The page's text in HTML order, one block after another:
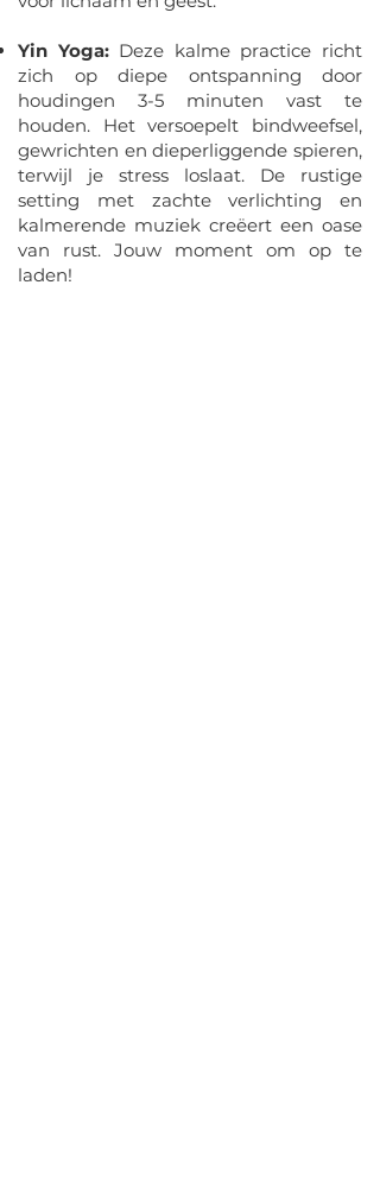
Yin Yoga: Deze kalme practice richt
zich op diepe ontspanning door
houdingen 3-5 minuten vast te
houden. Het versoepelt bindweefsel,
gewrichten en dieperliggende spieren,
terwijl je stress loslaat. De rustige
setting met zachte verlichting en
kalmerende muziek creëert een oase
van rust. Jouw moment om op te
laden!